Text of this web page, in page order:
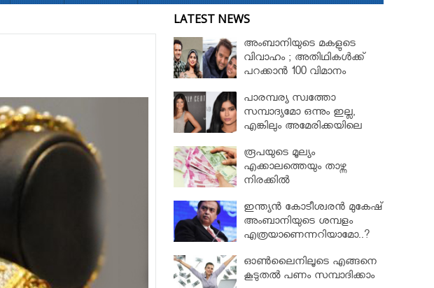
LATEST NEWS
അംബാനിയുടെ മകളുടെ
വിവാഹം ; അതിഥികൾക്ക്
പറക്കാൻ 100 വിമാനം
പാരമ്പര്യ സ്വത്തോ
സമ്പാദ്യമോ ഒന്നും ഇല്ല,
എങ്കിലും അമേരിക്കയിലെ
സമ്പന്ന ഈ 20 വയസ്സുകാരി
!!
രൂപയുടെ മൂല്യം
എക്കാലത്തെയും താഴ്ന്ന
നിരക്കിൽ
ഇന്ത്യൻ കോടീശ്വരൻ മുകേഷ്
അംബാനിയുടെ ശമ്പളം
എത്രയാണെന്നറിയാമോ..?
ഓൺലൈനിലൂടെ എങ്ങനെ
കൂടുതൽ പണം സമ്പാദിക്കാം